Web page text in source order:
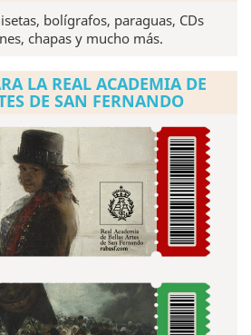
bolígrafos, paraguas, CDs
chapas y mucho más.
LA REAL ACADEMIA DE
DE SAN FERNANDO